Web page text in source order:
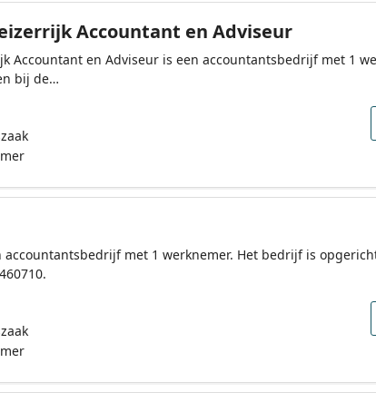
Accountant en Adviseur
Accountant en Adviseur is een accountantsbedrijf met 1
bij de…
accountantsbedrijf met 1 werknemer. Het bedrijf is